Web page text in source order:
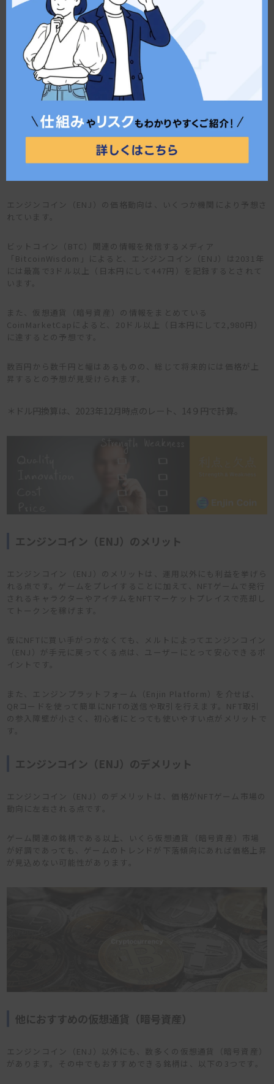
格動向予想などを解説します。
エンジンコイン（ENJ）の過去の価格推移
エンジンコイン（ENJ）は2020年代までは10円台で推移していま
すが、NFTゲームのトレンドが訪れた結果、2021年には当時最高
額の518円を記録しています。
その後はNFTゲーム市場が冷え込んだこともあり、価格は下落して
います。2022年前半で100円台を割った後は2桁台に落ち込み、30
円〜50円台で推移する現在に至る流れです。
エンジンコイン（ENJ）の価格動向は、いくつか機関により予想さ
れています。
ビットコイン（BTC）関連の情報を発信するメディア
「BitcoinWisdom」によると、エンジンコイン（ENJ）は2031年
には最高で3ドル以上（日本円にして447円）を記録するとされて
います。
また、仮想通貨（暗号資産）の情報をまとめている
CoinMarketCapによると、20ドル以上（日本円にして2,980円）
に達するとの予想です。
数百円から数千円と幅はあるものの、総じて将来的には価格が上
昇するとの予想が見受けられます。
＊ドル円換算は、2023年12月時点のレート、14９円で計算。
エンジンコイン（ENJ）のメリット
エンジンコイン（ENJ）のメリットは、運用以外にも利益を挙げら
れる点です。ゲームをプレイすることに加えて、NFTゲームで発行
されるキャラクターやアイテムをNFTマーケットプレイスで売却し
てトークンを稼げます。
仮にNFTに買い手がつかなくても、メルトによってエンジンコイン
（ENJ）が手元に戻ってくる点は、ユーザーにとって安心できるポ
イントです。
また、エンジンプラットフォーム（Enjin Platform）を介せば、
QRコードを使って簡単にNFTの送信や取引を行えます。NFT取引
の参入障壁が小さく、初心者にとっても使いやすい点がメリットで
す。
エンジンコイン（ENJ）のデメリット
エンジンコイン（ENJ）のデメリットは、価格がNFTゲーム市場の
動向に左右される点です。
ゲーム関連の銘柄である以上、いくら仮想通貨（暗号資産）市場
が好調であっても、ゲームのトレンドが下落傾向にあれば価格上昇
が見込めない可能性があります。
他におすすめの仮想通貨（暗号資産）
エンジンコイン（ENJ）以外にも、数多くの仮想通貨（暗号資産）
があります。その中でもおすすめできる銘柄は、以下の3つです。